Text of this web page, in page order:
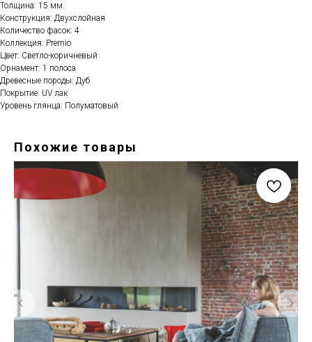
Толщина: 15 мм.
Конструкция: Двухслойная
Количество фасок: 4
Коллекция: Premio
Цвет: Светло-коричневый
Орнамент: 1 полоса
Древесные породы: Дуб
Покрытие: UV лак
Уровень глянца: Полуматовый
Похожие товары